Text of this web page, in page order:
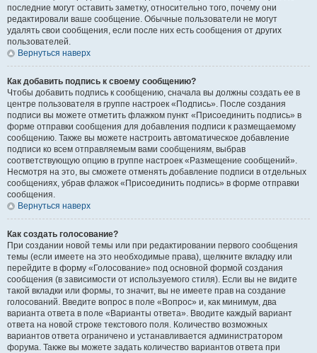
последние могут оставить заметку, относительно того, почему они
редактировали ваше сообщение. Обычные пользователи не могут
удалять свои сообщения, если после них есть сообщения от других
пользователей.
Вернуться наверх
Как добавить подпись к своему сообщению?
Чтобы добавить подпись к сообщению, сначала вы должны создать ее в
центре пользователя в группе настроек «Подпись». После создания
подписи вы можете отметить флажком пункт «Присоединить подпись» в
форме отправки сообщения для добавления подписи к размещаемому
сообщению. Также вы можете настроить автоматическое добавление
подписи ко всем отправляемым вами сообщениям, выбрав
соответствующую опцию в группе настроек «Размещение сообщений».
Несмотря на это, вы сможете отменять добавление подписи в отдельных
сообщениях, убрав флажок «Присоединить подпись» в форме отправки
сообщения.
Вернуться наверх
Как создать голосование?
При создании новой темы или при редактировании первого сообщения
темы (если имеете на это необходимые права), щелкните вкладку или
перейдите в форму «Голосование» под основной формой создания
сообщения (в зависимости от используемого стиля). Если вы не видите
такой вкладки или формы, то значит, вы не имеете прав на создание
голосований. Введите вопрос в поле «Вопрос» и, как минимум, два
варианта ответа в поле «Варианты ответа». Вводите каждый вариант
ответа на новой строке текстового поля. Количество возможных
вариантов ответа ограничено и устанавливается администратором
форума. Также вы можете задать количество вариантов ответа при